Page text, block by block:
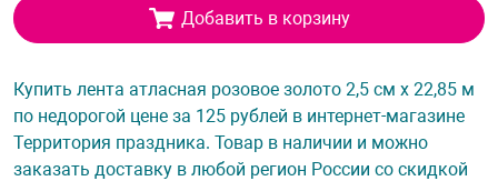
Добавить в корзину
Купить лента атласная розовое золото 2,5 см х 22,85 м
по недорогой цене за 125 рублей в интернет-магазине
Территория праздника. Товар в наличии и можно
заказать доставку в любой регион России со скидкой